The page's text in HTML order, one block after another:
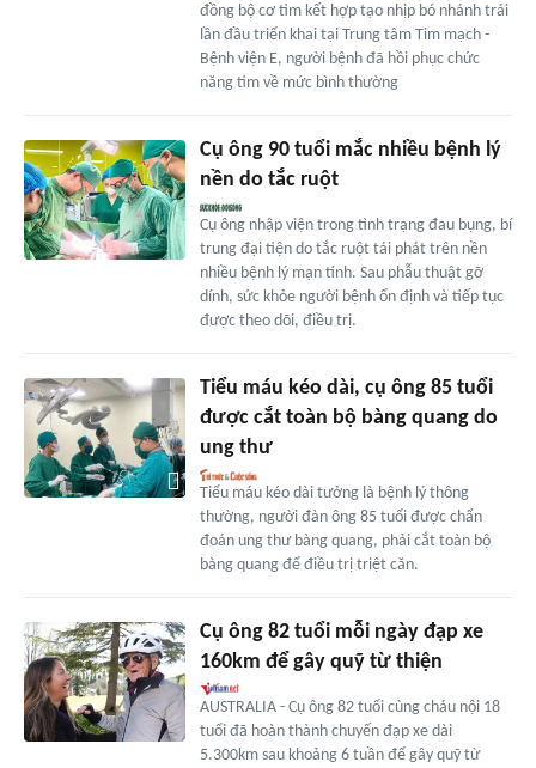
đồng bộ cơ tim kết hợp tạo nhịp bó nhánh trái
lần đầu triển khai tại Trung tâm Tim mạch -
Bệnh viện E, người bệnh đã hồi phục chức
năng tim về mức bình thường
Cụ ông 90 tuổi mắc nhiều bệnh lý
nền do tắc ruột
Cụ ông nhập viện trong tình trạng đau bụng, bí
trung đại tiện do tắc ruột tái phát trên nền
nhiều bệnh lý mạn tính. Sau phẫu thuật gỡ
dính, sức khỏe người bệnh ổn định và tiếp tục
được theo dõi, điều trị.
Tiểu máu kéo dài, cụ ông 85 tuổi
được cắt toàn bộ bàng quang do
ung thư
Tiểu máu kéo dài tưởng là bệnh lý thông
thường, người đàn ông 85 tuổi được chẩn
đoán ung thư bàng quang, phải cắt toàn bộ
bàng quang để điều trị triệt căn.
Cụ ông 82 tuổi mỗi ngày đạp xe
160km để gây quỹ từ thiện
AUSTRALIA - Cụ ông 82 tuổi cùng cháu nội 18
tuổi đã hoàn thành chuyến đạp xe dài
5.300km sau khoảng 6 tuần để gây quỹ từ